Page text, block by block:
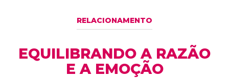
RELACIONAMENTO
EQUILIBRANDO A RAZÃO
E A EMOÇÃO